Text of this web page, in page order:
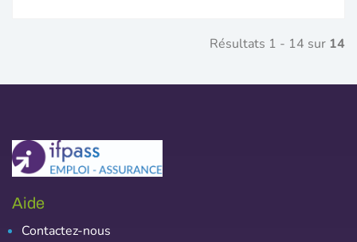
Résultats 1 - 14 sur 14
Aide
Contactez-nous